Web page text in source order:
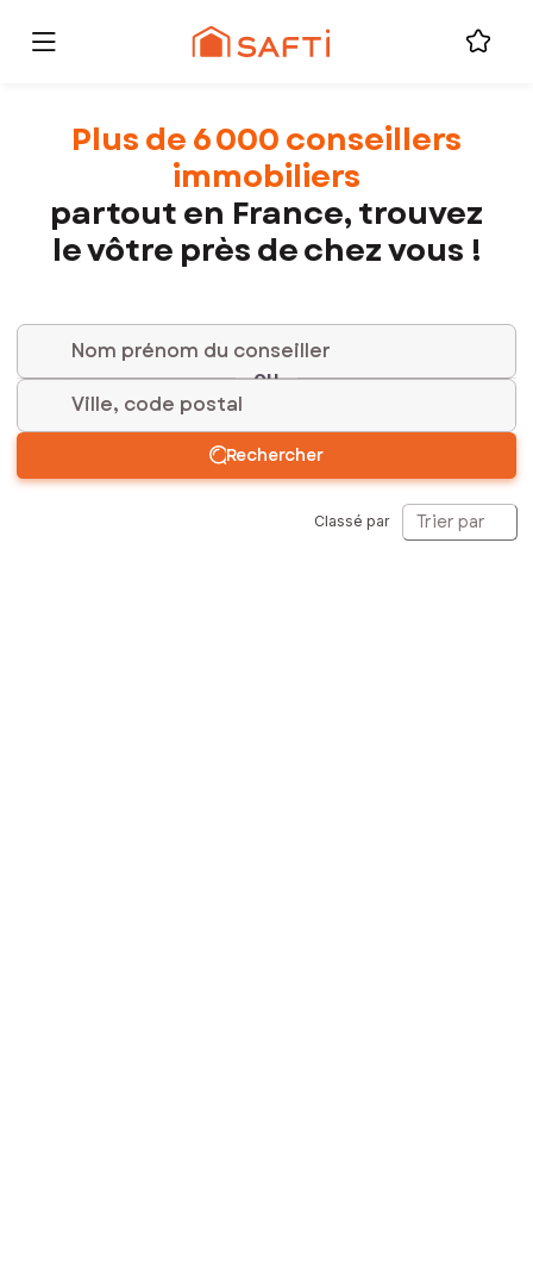
Plus de 6 000 conseillers
immobiliers
partout en France, trouvez
le vôtre près de chez vous !
ou
Ville, code postal
Rechercher
Classé par Trier par